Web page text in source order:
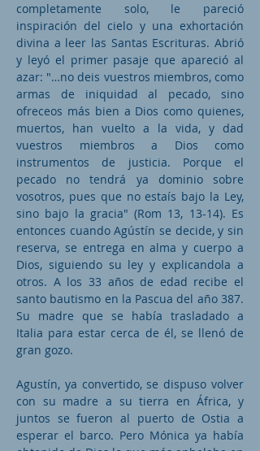
completamente solo, le pareció
inspiración del cielo y una exhortación
divina a leer las Santas Escrituras. Abrió
y leyó el primer pasaje que apareció al
azar: "…no deis vuestros miembros, como
armas de iniquidad al pecado, sino
ofreceos más bien a Dios como quienes,
muertos, han vuelto a la vida, y dad
vuestros miembros a Dios como
instrumentos de justicia. Porque el
pecado no tendrá ya dominio sobre
vosotros, pues que no estaís bajo la Ley,
sino bajo la gracia" (Rom 13, 13-14). Es
entonces cuando Agústín se decide, y sin
reserva, se entrega en alma y cuerpo a
Dios, siguiendo su ley y explicandola a
otros. A los 33 años de edad recibe el
santo bautismo en la Pascua del año 387.
Su madre que se había trasladado a
Italia para estar cerca de él, se llenó de
gran gozo.
Agustín, ya convertido, se dispuso volver
con su madre a su tierra en África, y
juntos se fueron al puerto de Ostia a
esperar el barco. Pero Mónica ya había